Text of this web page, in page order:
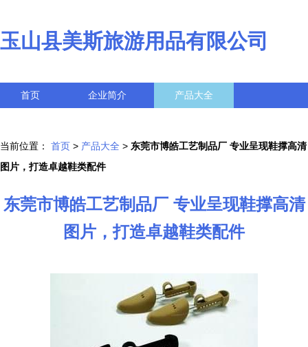
玉山县美斯旅游用品有限公司
首页 企业简介 产品大全
当前位置： 首页 > 产品大全 > 东莞市博皓工艺制品厂 专业呈现鞋撑高清
图片，打造卓越鞋类配件
东莞市博皓工艺制品厂 专业呈现鞋撑高清
图片，打造卓越鞋类配件